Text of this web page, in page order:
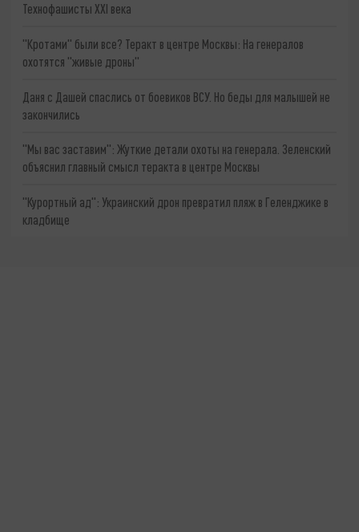
Технофашисты XXI века
"Кротами" были все? Теракт в центре Москвы: На генералов
охотятся "живые дроны"
Даня с Дашей спаслись от боевиков ВСУ. Но беды для малышей не
закончились
"Мы вас заставим": Жуткие детали охоты на генерала. Зеленский
объяснил главный смысл теракта в центре Москвы
"Курортный ад": Украинский дрон превратил пляж в Геленджике в
кладбище